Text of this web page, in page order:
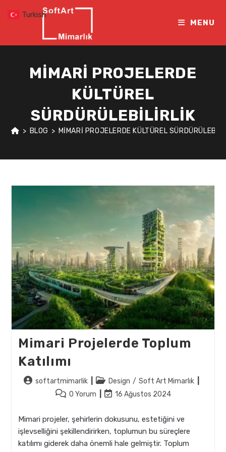
MENU
MIMARI PROJELERDE
KÜLTÜREL
SÜRDÜRÜLEBILIRLIK
> BLOG > MIMARI PROJELERDE KÜLTÜREL
Mimari Projelerde Toplum
Katılımı
Postsoftartmimarlik
Post
category:
Design / Soft Art Mimarlık
Post0 Yorum
Post
modified:
16 Ağustos 2024
Mimari projeler, şehirlerin dokusunu, estetiğini ve
işlevselliğini şekillendirirken, toplumun bu süreçlere
katılımı giderek daha önemli hale gelmiştir. Toplum
Turkish ▼